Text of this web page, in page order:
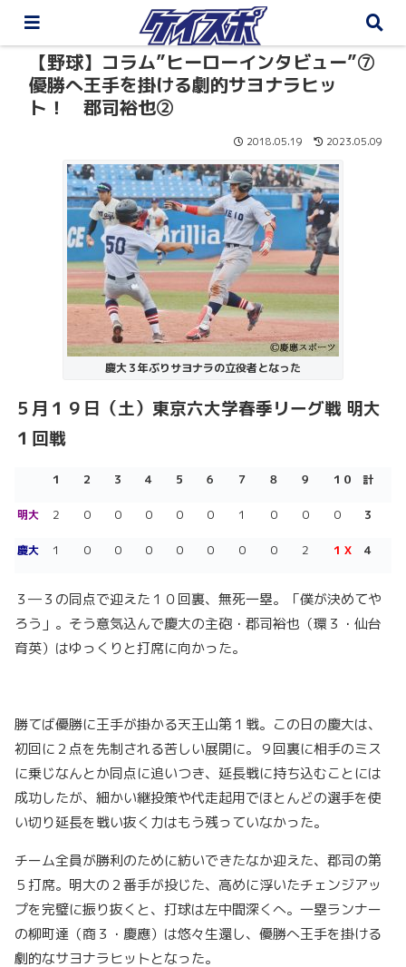
【野球】コラム”ヒーローインタビュー”⑦
優勝へ王手を掛ける劇的サヨナラヒッ
ト！ 郡司裕也②
2018.05.19 2023.05.09
慶大３年ぶりサヨナラの立役者となった
５月１９ 日（土）東京六大学春季リーグ戦 明大
１回戦
１ ２ ３ ４ ５ ６ ７ ８ ９ １０ 計
明大 ２ ０ ０ ０ ０ ０ １ ０ ０ ０ ３
慶大 １ ０ ０ ０ ０ ０ ０ ０ ２ １Ｘ ４
３―３の同点で迎えた１０回裏、無死一塁。「僕が決めてや
ろう」。そう意気込んで慶大の主砲・郡司裕也（環３・仙台
育英）はゆっくりと打席に向かった。
勝てば優勝に王手が掛かる天王山第１戦。この日の慶大は、
初回に２点を先制される苦しい展開に。９回裏に相手のミス
に乗じなんとか同点に追いつき、延長戦に持ち込むことには
成功したが、細かい継投策や代走起用でほとんどの選手を使
い切り延長を戦い抜く力はもう残っていなかった。
チーム全員が勝利のために紡いできたなか迎えた、郡司の第
５打席。明大の２番手が投じた、高めに浮いたチェンジアッ
プを完璧に振り抜くと、打球は左中間深くへ。一塁ランナー
の柳町達（商３・慶應）は悠々生還し、優勝へ王手を掛ける
劇的なサヨナラヒットとなった。